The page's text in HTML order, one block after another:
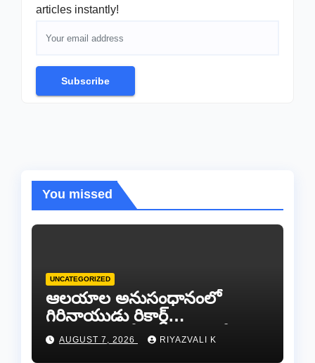
articles instantly!
Subscribe
You missed
UNCATEGORIZED
ఆలయాల అనుసంధానంలో
గిరినాయుడు రికార్డ్
దారినేర్పరి..రోడ్డు నిర్మాణంతో పాటు
AUGUST 7, 2026 RIYAZVALI K